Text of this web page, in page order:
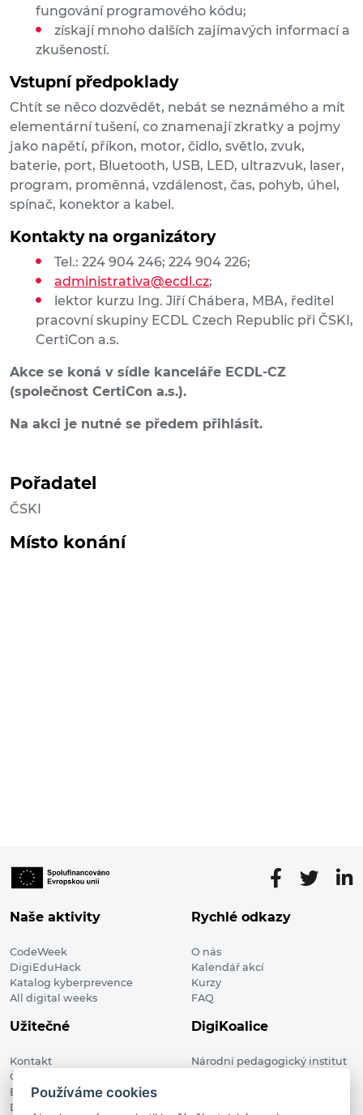
fungování programového kódu;
získají mnoho dalších zajímavých informací a
zkušeností.
Vstupní předpoklady
Chtít se něco dozvědět, nebát se neznámého a mít
elementární tušení, co znamenají zkratky a pojmy
jako napětí, příkon, motor, čidlo, světlo, zvuk,
baterie, port, Bluetooth, USB, LED, ultrazvuk, laser,
program, proměnná, vzdálenost, čas, pohyb, úhel,
spínač, konektor a kabel.
Kontakty na organizátory
Tel.: 224 904 246; 224 904 226;
administrativa@ecdl.cz;
lektor kurzu Ing. Jiří Chábera, MBA, ředitel
pracovní skupiny ECDL Czech Republic při ČSKI,
CertiCon a.s.
Akce se koná v sídle kanceláře ECDL-CZ
(společnost CertiCon a.s.).
Na akci je nutné se předem přihlásit.
Pořadatel
ČSKI
Místo konání
Naše aktivity
CodeWeek
DigiEduHack
Katalog kyberprevence
All digital weeks
Rychlé odkazy
O nás
Kalendář akcí
Kurzy
FAQ
Užitečné
Kontakt
Členské organizace
Blog
Digitalizace ve vzdělávání
DigiKoalice
Národní pedagogický institut
Používáme cookies